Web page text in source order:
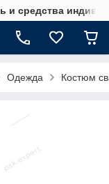
и средства
Одежда Костюм